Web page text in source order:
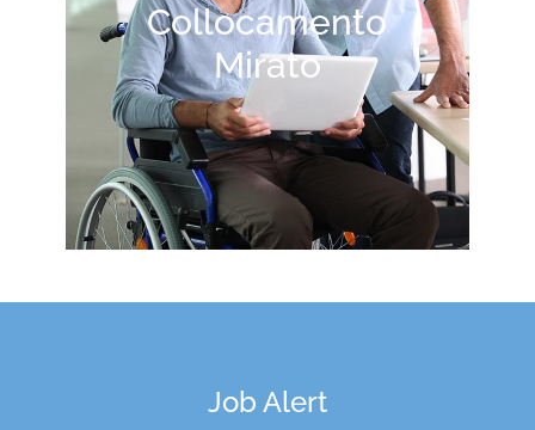
Collocamento
Mirato
Job Alert